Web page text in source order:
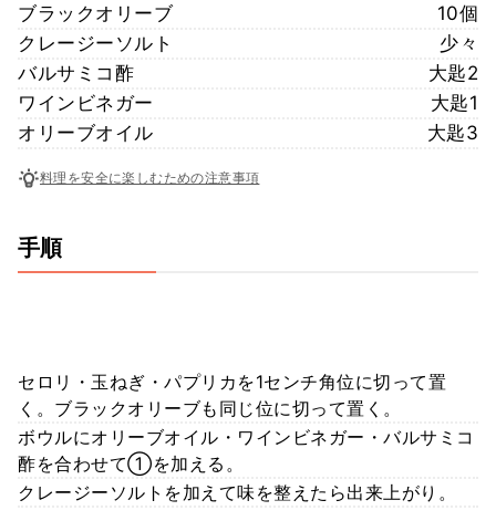
ブラックオリーブ
10個
クレージーソルト
少々
バルサミコ酢
大匙2
ワインビネガー
大匙1
オリーブオイル
大匙3
料理を安全に楽しむための注意事項
手順
セロリ・玉ねぎ・パプリカを1センチ角位に切って置
く。ブラックオリーブも同じ位に切って置く。
ボウルにオリーブオイル・ワインビネガー・バルサミコ
酢を合わせて①を加える。
クレージーソルトを加えて味を整えたら出来上がり。